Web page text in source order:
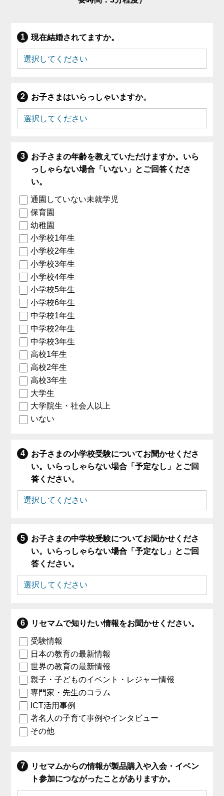
現在結婚されてますか。
お子さまはいらっしゃいますか。
お子さまの年齢を教えていただけますか。いら
っしゃらない場合「いない」とご回答くださ
い。
通園していない未就学児
保育園
幼稚園
小学校1年生
小学校2年生
小学校3年生
小学校4年生
小学校5年生
小学校6年生
中学校1年生
中学校2年生
中学校3年生
高校1年生
高校2年生
高校3年生
大学生
大学院生・社会人以上
いない
お子さまの小学校受験についてお聞かせくださ
い。いらっしゃらない場合「予定なし」とご回
答ください。
お子さまの中学校受験についてお聞かせくださ
い。いらっしゃらない場合「予定なし」とご回
答ください。
リセマムで知りたい情報をお聞かせください。
受験情報
日本の教育の最新情報
世界の教育の最新情報
親子・子どものイベント・レジャー情報
専門家・先生のコラム
ICT活用事例
著名人の子育て事例やインタビュー
その他
リセマムからの情報が製品購入や入会・イベン
ト参加につながったことがありますか。